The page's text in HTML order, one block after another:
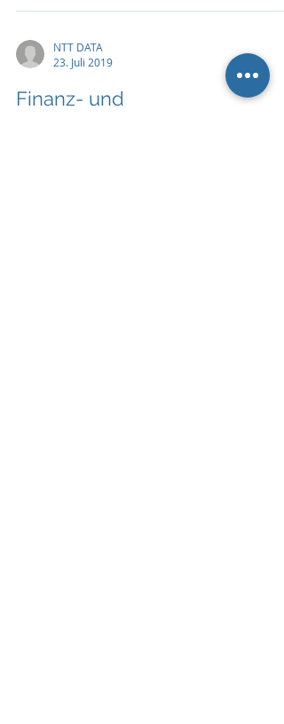
NTT DATA
23. Juli 2019
Finanz- und